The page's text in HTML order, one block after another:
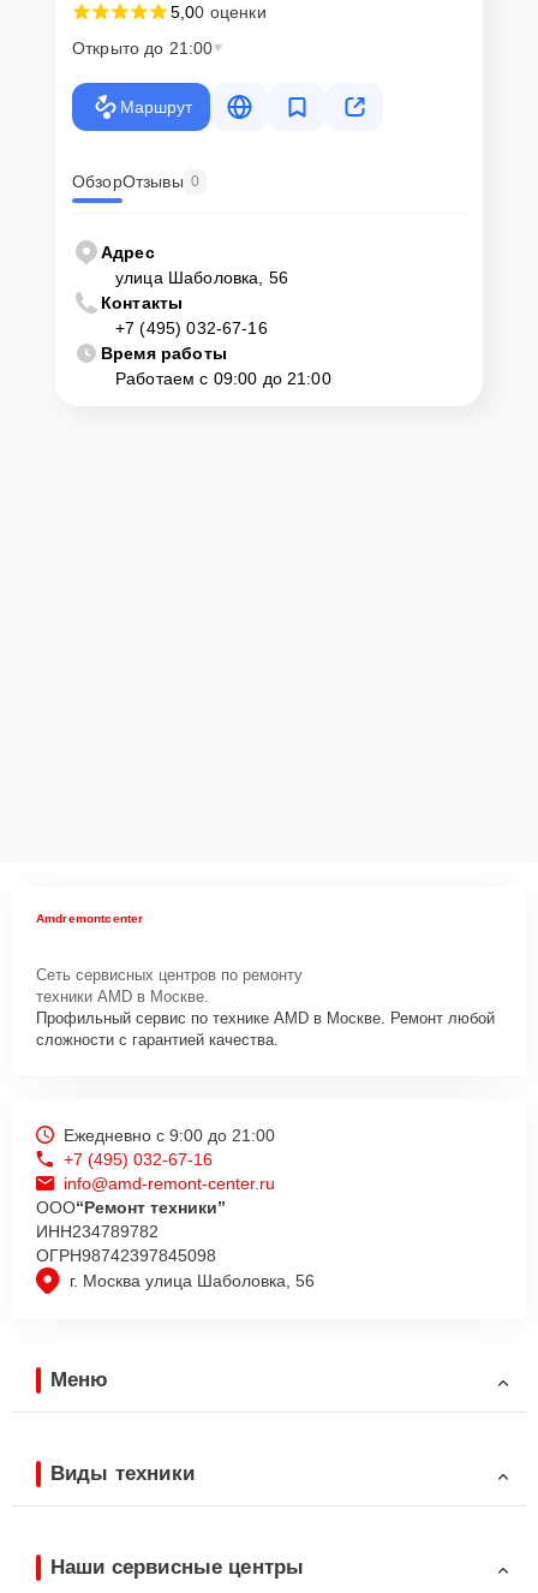
5,00 оценки
Открыто до 21:00
Маршрут
ОбзорОтзывы 0
Адрес
улица Шаболовка, 56
Контакты
+7 (495) 032-67-16
Время работы
Работаем с 09:00 до 21:00
Amdremontcenter
Сеть сервисных центров по ремонту
техники AMD в Москве.
Профильный сервис по технике AMD в Москве. Ремонт любой
сложности с гарантией качества.
г. Москва улица Шаболовка, 56
Ежедневно с 9:00 до 21:00
+7 (495) 032-67-16
info@amd-remont-center.ru
ООО“Ремонт техники”
ИНН234789782
ОГРН98742397845098
Меню
Виды техники
Наши сервисные центры